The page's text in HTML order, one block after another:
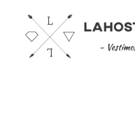
contenido